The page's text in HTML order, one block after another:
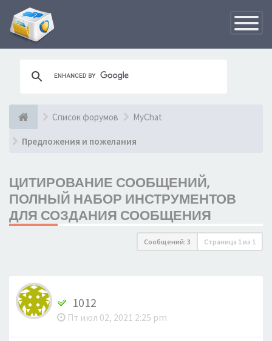
Список форумов MyChat
Предложения и пожелания
ЦИТИРОВАНИЕ СООБЩЕНИЙ,
ПОЛНЫЙ НАБОР ИНСТРУМЕНТОВ
ДЛЯ СОЗДАНИЯ СООБЩЕНИЯ
Сообщений: 3 Страница 1 из 1
1012
Пт июл 02, 2021 2:25 pm